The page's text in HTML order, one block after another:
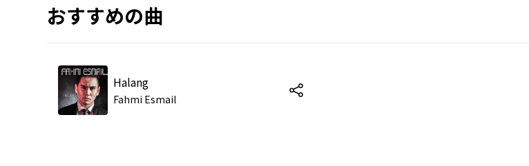
おすすめの曲
Halang
Fahmi Esmail